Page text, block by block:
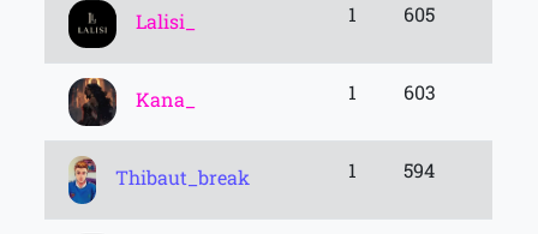
Lalisi_ 1 605
Kana_ 1 603
Thibaut_break 1 594